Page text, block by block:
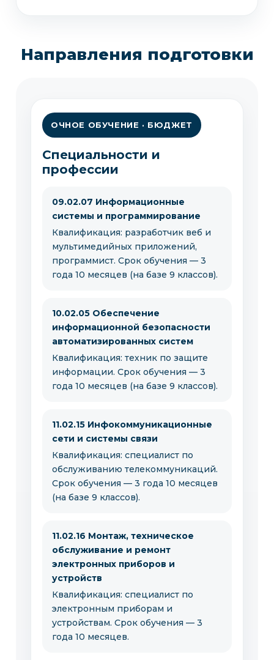
Направления подготовки
ОЧНОЕ ОБУЧЕНИЕ · БЮДЖЕТ
Специальности и
профессии
09.02.07 Информационные
системы и программирование
Квалификация: разработчик веб и
мультимедийных приложений,
программист. Срок обучения — 3
года 10 месяцев (на базе 9 классов).
10.02.05 Обеспечение
информационной безопасности
автоматизированных систем
Квалификация: техник по защите
информации. Срок обучения — 3
года 10 месяцев (на базе 9 классов).
11.02.15 Инфокоммуникационные
сети и системы связи
Квалификация: специалист по
обслуживанию телекоммуникаций.
Срок обучения — 3 года 10 месяцев
(на базе 9 классов).
11.02.16 Монтаж, техническое
обслуживание и ремонт
электронных приборов и
устройств
Квалификация: специалист по
электронным приборам и
устройствам. Срок обучения — 3
года 10 месяцев.